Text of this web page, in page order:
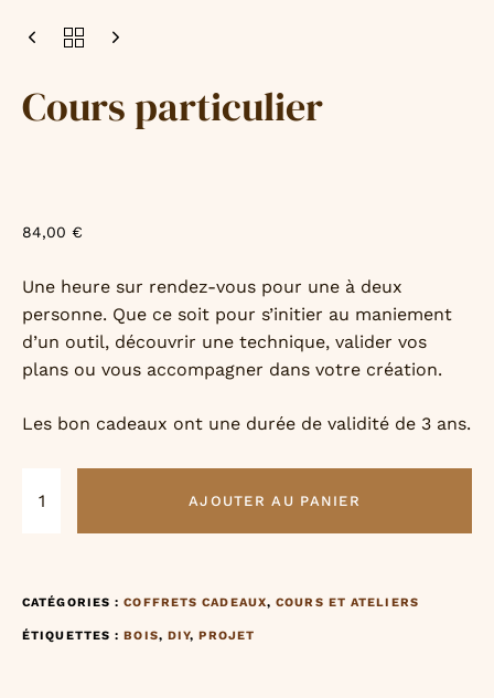
Cours particulier
84,00 €
Une heure sur rendez-vous pour une à deux
personne. Que ce soit pour s’initier au maniement
d’un outil, découvrir une technique, valider vos
plans ou vous accompagner dans votre création.
Les bon cadeaux ont une durée de validité de 3 ans.
AJOUTER AU PANIER
CATÉGORIES :COFFRETS CADEAUX,COURS ET ATELIERS
ÉTIQUETTES :BOIS, DIY,PROJET